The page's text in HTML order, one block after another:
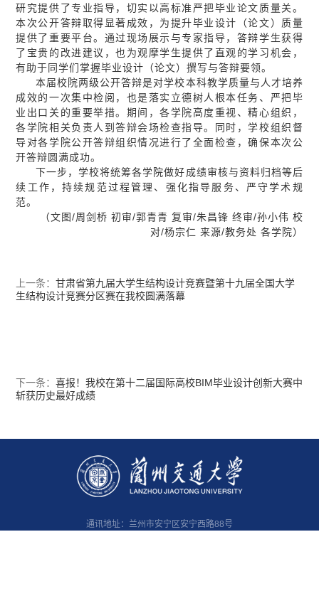
研究提供了专业指导，切实以高标准严把毕业论文质量关。
本次公开答辩取得显著成效，为提升毕业设计（论文）质量
提供了重要平台。通过现场展示与专家指导，答辩学生获得
了宝贵的改进建议，也为观摩学生提供了直观的学习机会，
有助于同学们掌握毕业设计（论文）撰写与答辩要领。
本届校院两级公开答辩是对学校本科教学质量与人才培养
成效的一次集中检阅，也是落实立德树人根本任务、严把毕
业出口关的重要举措。期间，各学院高度重视、精心组织，
各学院相关负责人到答辩会场检查指导。同时，学校组织督
导对各学院公开答辩组织情况进行了全面检查，确保本次公
开答辩圆满成功。
下一步，学校将统筹各学院做好成绩审核与资料归档等后
续工作，持续规范过程管理、强化指导服务、严守学术规
范。
（文图/周剑桥 初审/郭青青 复审/朱昌锋 终审/孙小伟 校
对/杨宗仁 来源/教务处 各学院）
上一条：甘肃省第九届大学生结构设计竞赛暨第十九届全国大学
生结构设计竞赛分区赛在我校圆满落幕
下一条：喜报！我校在第十二届国际高校BIM毕业设计创新大赛中
斩获历史最好成绩
通讯地址：兰州市安宁区安宁西路88号